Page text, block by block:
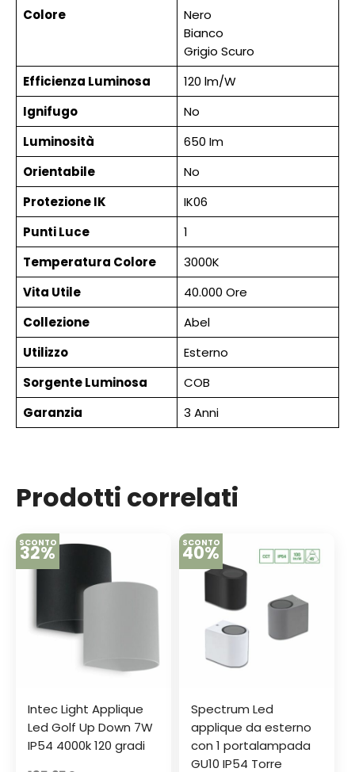
Colore
Nero
Bianco
Grigio Scuro
Efficienza Luminosa
120 lm/W
Ignifugo
No
Luminosità
650 Im
Orientabile
No
Protezione IK
IK06
Punti Luce
1
Temperatura Colore
3000K
Vita Utile
40.000 Ore
Collezione
Abel
Utilizzo
Esterno
Sorgente Luminosa
COB
Garanzia
3 Anni
Prodotti correlati
SCONTO
32%
Intec Light Applique
Led Golf Up Down 7W
IP54 4000k 120 gradi
SCONTO
40%
Spectrum Led
applique da esterno
con 1 portalampada
GU10 IP54 Torre